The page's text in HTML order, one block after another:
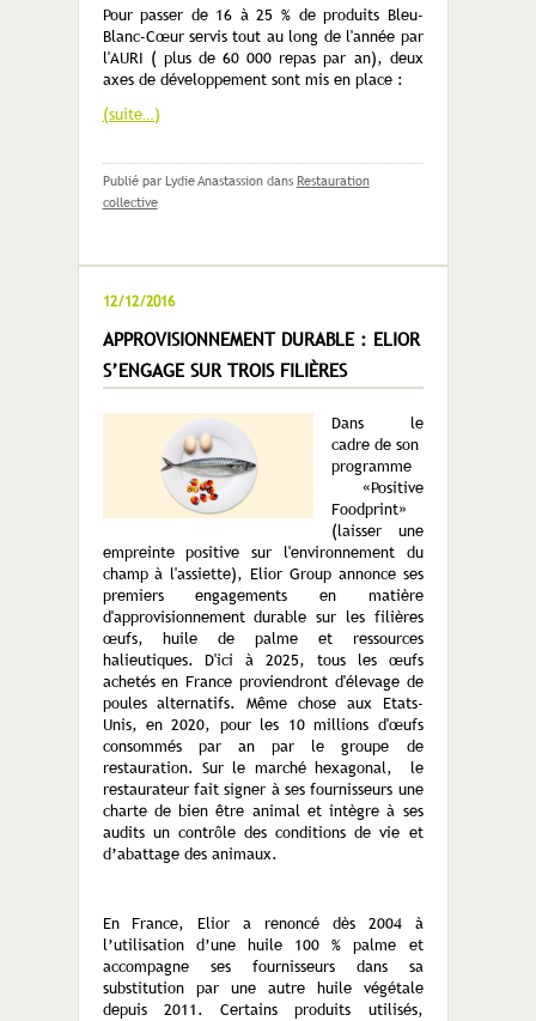
Pour passer de 16 à 25 % de produits Bleu-
Blanc-Cœur servis tout au long de l'année par
l'AURI ( plus de 60 000 repas par an), deux
axes de développement sont mis en place :
(suite…)
Publié par Lydie Anastassion dans Restauration
collective
12/12/2016
APPROVISIONNEMENT DURABLE : ELIOR
S’ENGAGE SUR TROIS FILIÈRES
Dans le
cadre de son
programme
«Positive
Foodprint»
(laisser une
empreinte positive sur l'environnement du
champ à l'assiette), Elior Group annonce ses
premiers engagements en matière
d'approvisionnement durable sur les filières
œufs, huile de palme et ressources
halieutiques. D'ici à 2025, tous les œufs
achetés en France proviendront d'élevage de
poules alternatifs. Même chose aux Etats-
Unis, en 2020, pour les 10 millions d'œufs
consommés par an par le groupe de
restauration. Sur le marché hexagonal, le
restaurateur fait signer à ses fournisseurs une
charte de bien être animal et intègre à ses
audits un contrôle des conditions de vie et
d’abattage des animaux.
En France, Elior a renoncé dès 2004 à
l’utilisation d’une huile 100 % palme et
accompagne ses fournisseurs dans sa
substitution par une autre huile végétale
depuis 2011. Certains produits utilisés,